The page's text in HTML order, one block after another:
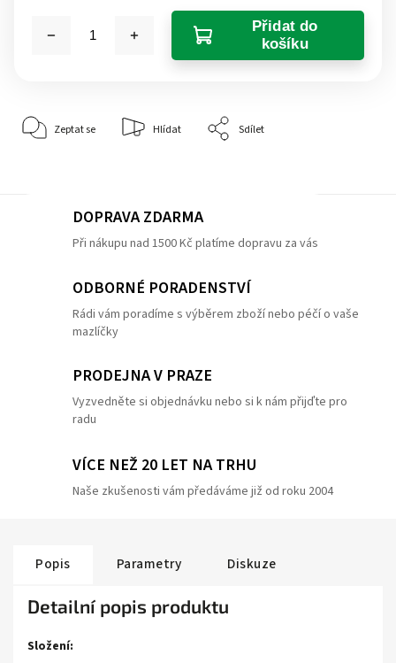
Přidat do
košíku
Zeptat se Hlídat Sdílet
DOPRAVA ZDARMA
Při nákupu nad 1500 Kč platíme dopravu za vás
ODBORNÉ PORADENSTVÍ
Rádi vám poradíme s výběrem zboží nebo péčí o vaše
mazlíčky
PRODEJNA V PRAZE
Vyzvedněte si objednávku nebo si k nám přijďte pro
radu
VÍCE NEŽ 20 LET NA TRHU
Naše zkušenosti vám předáváme již od roku 2004
Popis Parametry Diskuze
Detailní popis produktu
Složení: